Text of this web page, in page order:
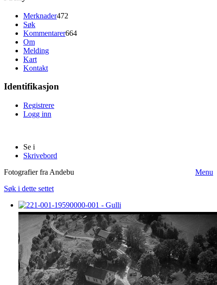
Merknader472
Søk
Kommentarer664
Om
Melding
Kart
Kontakt
Identifikasjon
Registrere
Logg inn
Se i
Skrivebord
Fotografier fra Andebu
Menu
Søk i dette settet